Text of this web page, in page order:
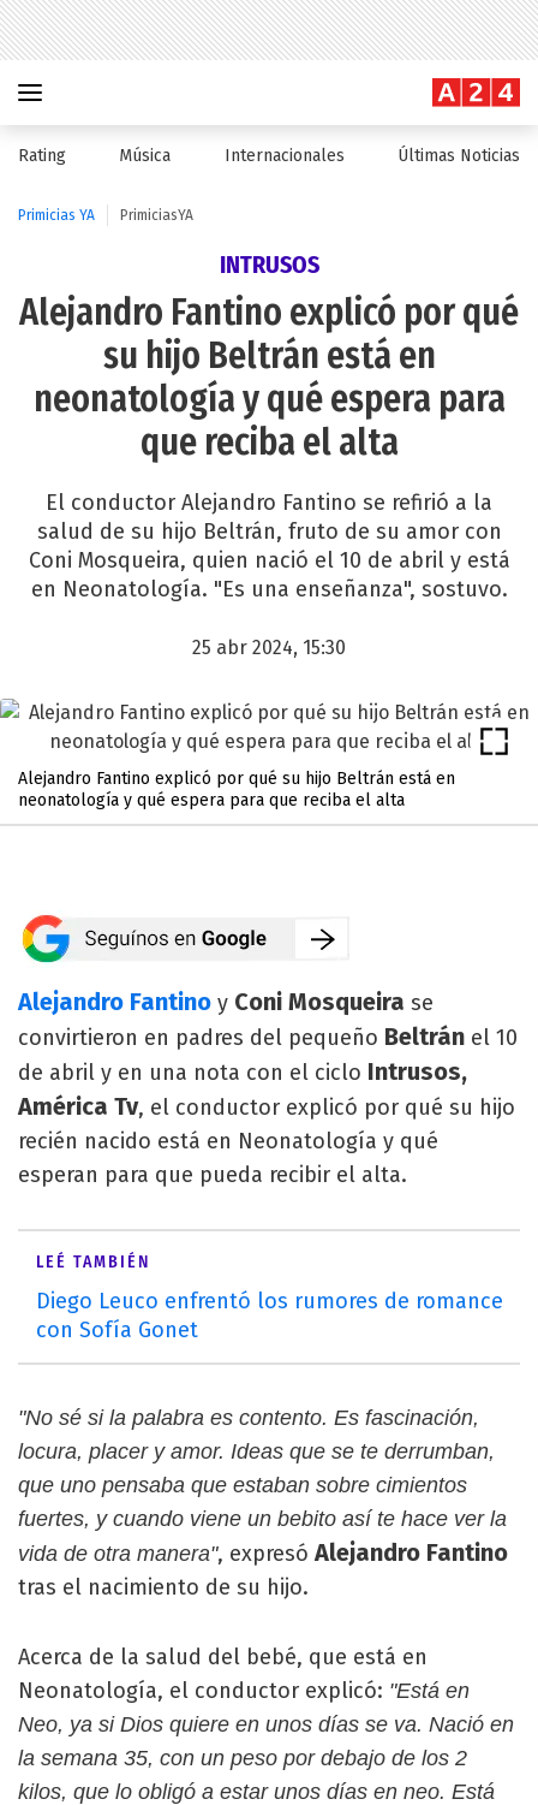
Rating Música Internacionales Últimas Noticias
Primicias YA PrimiciasYA
INTRUSOS
Alejandro Fantino explicó por qué
su hijo Beltrán está en
neonatología y qué espera para
que reciba el alta
El conductor Alejandro Fantino se refirió a la
salud de su hijo Beltrán, fruto de su amor con
Coni Mosqueira, quien nació el 10 de abril y está
en Neonatología. "Es una enseñanza", sostuvo.
25 abr 2024, 15:30
Alejandro Fantino explicó por qué su hijo Beltrán está en
neonatología y qué espera para que reciba el alta
Alejandro Fantino y Coni Mosqueira se
convirtieron en padres del pequeño Beltrán el 10
de abril y en una nota con el ciclo Intrusos,
América Tv, el conductor explicó por qué su hijo
recién nacido está en Neonatología y qué
esperan para que pueda recibir el alta.
LEÉ TAMBIÉN
Diego Leuco enfrentó los rumores de romance
con Sofía Gonet
"No sé si la palabra es contento. Es fascinación,
locura, placer y amor. Ideas que se te derrumban,
que uno pensaba que estaban sobre cimientos
fuertes, y cuando viene un bebito así te hace ver la
vida de otra manera", expresóAlejandro Fantino
tras el nacimiento de su hijo.
Acerca de la salud del bebé, que está en
Neonatología, el conductor explicó: "Está en
Neo, ya si Dios quiere en unos días se va. Nació en
la semana 35, con un peso por debajo de los 2
kilos, que lo obligó a estar unos días en neo. Está